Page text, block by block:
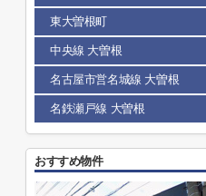
東大曽根町
中央線 大曽根
名古屋市営名城線 大曽根
名鉄瀬戸線 大曽根
おすすめ物件